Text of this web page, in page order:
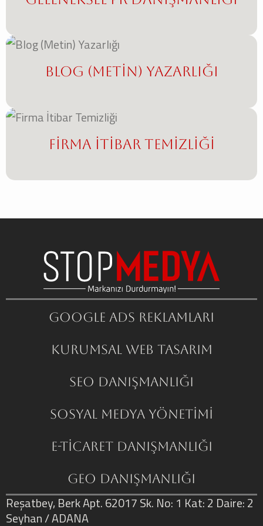
Blog (Metin) Yazarlığı
Firma İtibar Temizliği
Google ADS Reklamları
Kurumsal Web Tasarım
SEO Danışmanlığı
Sosyal Medya Yönetimi
E-Ticaret Danışmanlığı
GEO Danışmanlığı
Reşatbey, Berk Apt. 62017 Sk. No: 1 Kat: 2 Daire: 2
Seyhan / ADANA